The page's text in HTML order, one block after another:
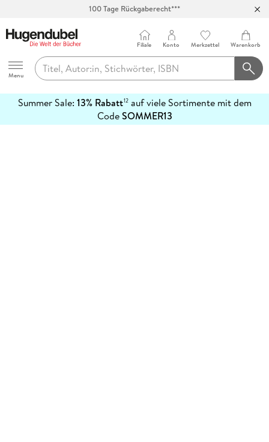
100 Tage Rückgaberecht***
Hugendubel
Menu
Filiale Konto Merkzettel Warenkorb
Summer Sale: 13% Rabatt12auf viele Sortimente mit dem
CodeSOMMER13
erfahren